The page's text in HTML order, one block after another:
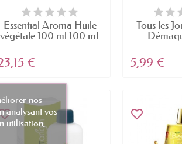
Essential Aroma Huile
végétale 100 ml 100 ml.
€
Tous les
5,99 €
favorite_border
nos
analysant vos
utilisation,